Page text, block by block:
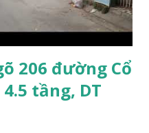
206 đường Cổ
tầng, DT